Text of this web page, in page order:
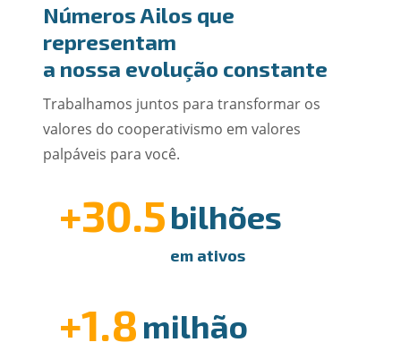
Números Ailos que
representam
a nossa evolução constante
Trabalhamos juntos para transformar os
valores do cooperativismo em valores
palpáveis para você.
+30.5bilhões
em ativos
+1.8 milhão